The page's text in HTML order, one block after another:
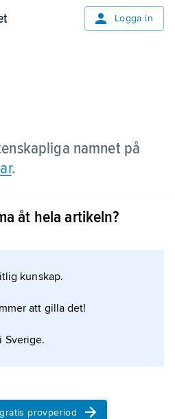
Logga in
namnet på
.
åt hela artikeln?
kunskap.
att gilla det!
Sverige.
provperiod